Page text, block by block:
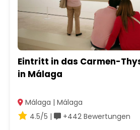
Eintritt in das Carmen-
in Málaga
Málaga | Málaga
4.5/5 |
+442 Bewertungen